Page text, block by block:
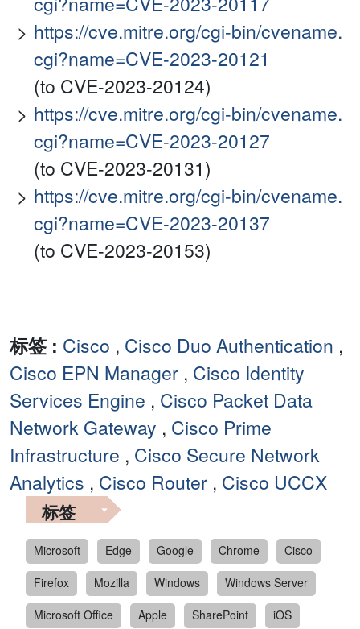
https://cve.mitre.org/cgi-bin/cvename.
cgi?name=CVE-2023-20121
(to CVE-2023-20124)
https://cve.mitre.org/cgi-bin/cvename.
cgi?name=CVE-2023-20127
(to CVE-2023-20131)
https://cve.mitre.org/cgi-bin/cvename.
cgi?name=CVE-2023-20137
(to CVE-2023-20153)
标签 : Cisco , Cisco Duo Authentication ,
Cisco EPN Manager , Cisco Identity
Services Engine , Cisco Packet Data
Network Gateway , Cisco Prime
Infrastructure , Cisco Secure Network
Analytics , Cisco Router , Cisco UCCX
标签
Microsoft Edge Google Chrome
Cisco
Firefox
Mozilla Windows
Windows Server
Microsoft Office
Apple SharePoint
iOS